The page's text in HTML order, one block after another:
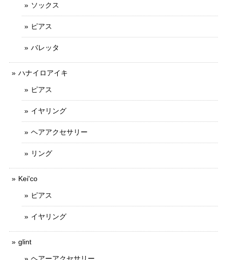
ソックス
ピアス
バレッタ
ハナイロアイキ
ピアス
イヤリング
ヘアアクセサリー
リング
Kei'co
ピアス
イヤリング
glint